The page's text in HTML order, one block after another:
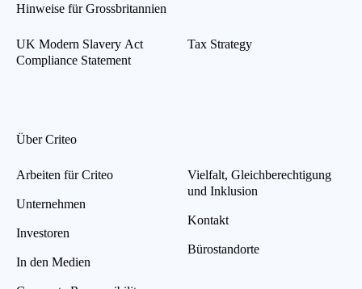
Hinweise für Grossbritannien
UK Modern Slavery Act
Compliance Statement
Tax Strategy
Über Criteo
Arbeiten für Criteo
Unternehmen
Investoren
In den Medien
Vielfalt, Gleichberechtigung
und Inklusion
Kontakt
Bürostandorte